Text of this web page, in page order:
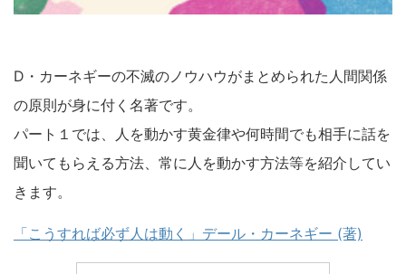
D・カーネギーの不滅のノウハウがまとめられた人間関係
の原則が身に付く名著です。
パート１では、人を動かす黄金律や何時間でも相手に話を
聞いてもらえる方法、常に人を動かす方法等を紹介してい
きます。
「こうすれば必ず人は動く」デール・カーネギー (著)